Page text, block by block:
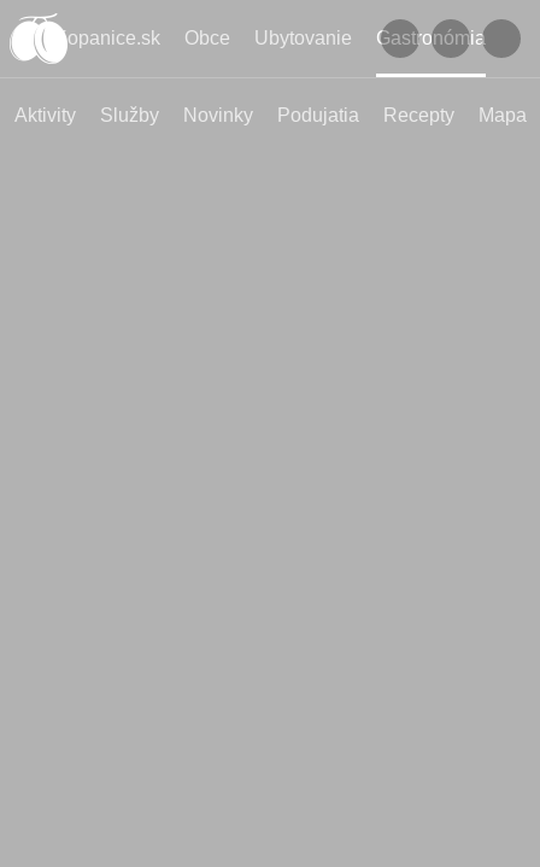
Kopanice.sk Obce Ubytovanie Gastronómia
Aktivity Služby Novinky Podujatia Recepty Mapa